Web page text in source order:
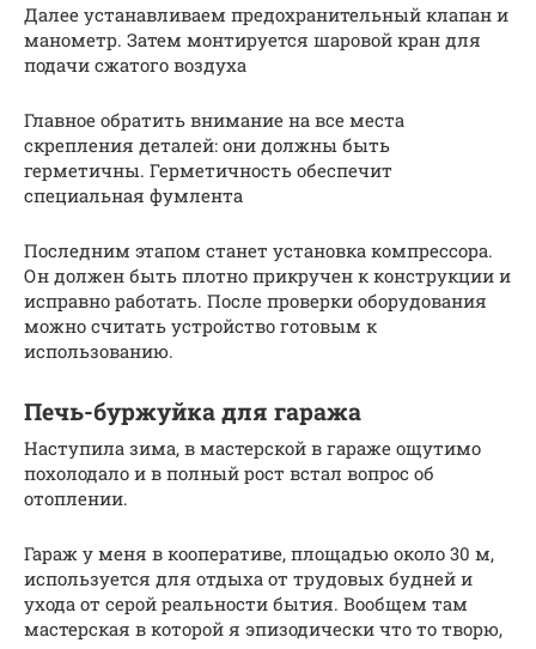
Далее устанавливаем предохранительный клапан и
манометр. Затем монтируется шаровой кран для
подачи сжатого воздуха
Главное обратить внимание на все места
скрепления деталей: они должны быть
герметичны. Герметичность обеспечит
специальная фумлента
Последним этапом станет установка компрессора.
Он должен быть плотно прикручен к конструкции и
исправно работать. После проверки оборудования
можно считать устройство готовым к
использованию.
Печь-буржуйка для гаража
Наступила зима, в мастерской в гараже ощутимо
похолодало и в полный рост встал вопрос об
отоплении.
Гараж у меня в кооперативе, площадью около 30 м,
используется для отдыха от трудовых будней и
ухода от серой реальности бытия. Вообщем там
мастерская в которой я эпизодически что то творю,